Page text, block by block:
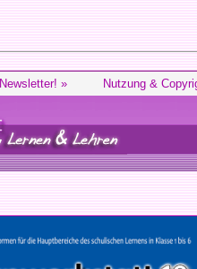
Newsletter! » Nutzung &